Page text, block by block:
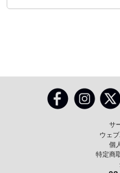
Lサイズ （73cm／55cm／
46cm／39cm／17cm）
レディース Lサイズ （65cm／
──────────────────
綿100% 5.6oz ヘビーウェイ
オンスを採用。着心地が良く
何度洗っても型崩れしづらく
■サイズ（着丈／身幅／肩幅
Sサイズ （65cm／49cm／
Mサイズ （69cm／52cm／
Lサイズ （73cm／55cm／
主人公・狼を「隻狼」と豪快
呼ぶ謎の男、「葦名の天狗」
傑の姿を、原田隼（TORCH
TORCH）が鉛筆画で描き下ろ
し。風格のある後ろ姿をグラ
ーションプリントで彩りまし
た。「HUNT THE RAT…」の
らかな吹き出しが、天狗の愛
ある一面を表現しています。
生地はしっかりとした厚みの
オンスを採用。着心地が良く
サ
ウェ
個
特定商